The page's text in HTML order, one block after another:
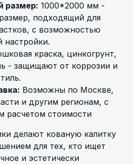
размер: 1000*2000 мм -
подходящий для
с возможностью
настройки.
краска, цинкогрунт,
- защищают от коррозии и
Возможны по Москве,
и другим регионам, с
расчетом стоимости
делают кованую калитку
для тех, кто ищет
и эстетически